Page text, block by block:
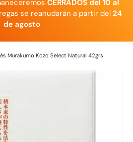
CERRADOS del 10 al
se reanudarán a partir del 24
de agosto
Murakumo Kozo Select Natural 42grs